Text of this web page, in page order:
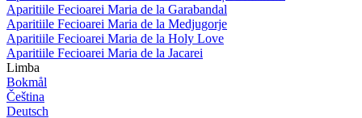
Aparitiile Fecioarei Maria de la Garabandal
Aparitiile Fecioarei Maria de la Medjugorje
Aparitiile Fecioarei Maria de la Holy Love
Aparitiile Fecioarei Maria de la Jacarei
Limba
Bokmål
Čeština
Deutsch